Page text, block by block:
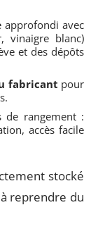
approfondi avec
vinaigre blanc)
et des dépôts
fabricant pour
de rangement :
accès facile
stocké
reprendre du